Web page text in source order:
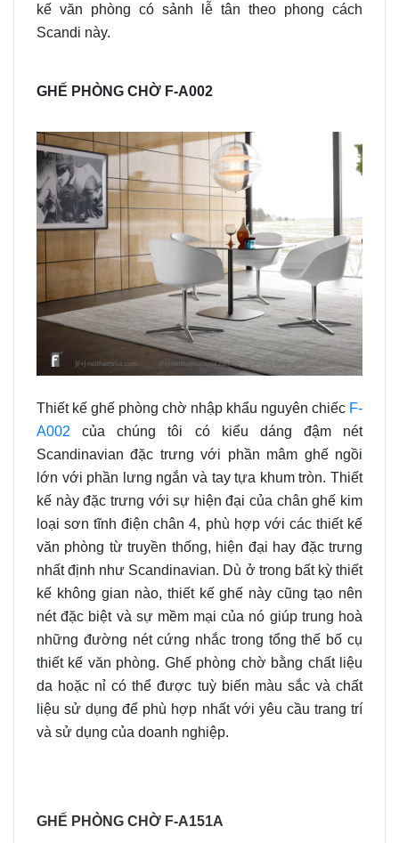
kế văn phòng có sảnh lễ tân theo phong cách
Scandi này.
GHẾ PHÒNG CHỜ F-A002
Thiết kế ghế phòng chờ nhập khẩu nguyên chiếc F-
A002của chúng tôi có kiểu dáng đậm nét
Scandinavian đặc trưng với phần mâm ghế ngồi
lớn với phần lưng ngắn và tay tựa khum tròn. Thiết
kế này đặc trưng với sự hiện đại của chân ghế kim
loại sơn tĩnh điện chân 4, phù hợp với các thiết kế
văn phòng từ truyền thống, hiện đại hay đặc trưng
nhất định như Scandinavian. Dù ở trong bất kỳ thiết
kế không gian nào, thiết kế ghế này cũng tạo nên
nét đặc biệt và sự mềm mại của nó giúp trung hoà
những đường nét cứng nhắc trong tổng thế bố cụ
thiết kế văn phòng. Ghế phòng chờ bằng chất liệu
da hoặc nỉ có thể được tuỳ biến màu sắc và chất
liệu sử dụng để phù hợp nhất với yêu cầu trang trí
và sử dụng của doanh nghiệp.
GHẾ PHÒNG CHỜ F-A151A